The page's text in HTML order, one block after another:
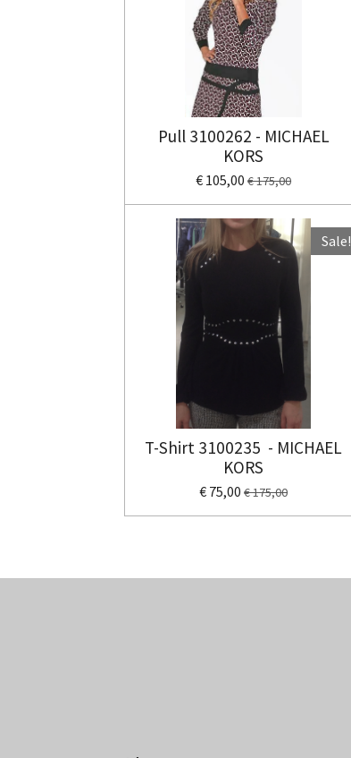
Pull 3100262 - MICHAEL
KORS
€ 105,00 € 175,00
Sale!
T-Shirt 3100235 - MICHAEL
KORS
€ 75,00 € 175,00